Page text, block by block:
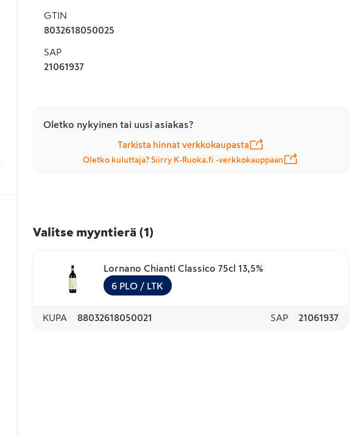
GTIN
8032618050025
SAP
21061937
Oletko nykyinen tai uusi asiakas?
Tarkista hinnat verkkokaupasta
Oletko kuluttaja? Siirry K-Ruoka.fi -verkkokauppaan
Valitse myyntierä (1 )
Lornano Chianti Classico 75cl 13,5%
6 PLO / LTK
KUPA 88032618050021 SAP 21061937